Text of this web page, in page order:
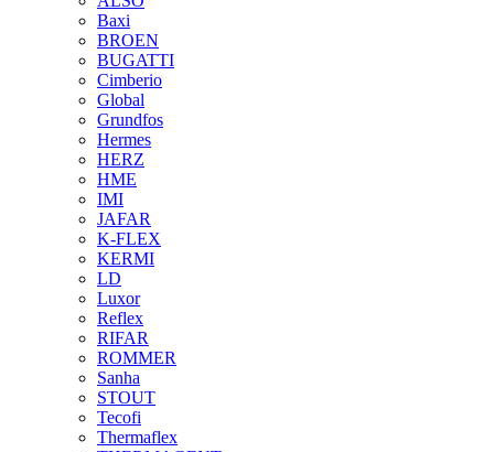
Baxi
BROEN
BUGATTI
Cimberio
Global
Grundfos
Hermes
HERZ
HME
IMI
JAFAR
K-FLEX
KERMI
LD
Luxor
Reflex
RIFAR
ROMMER
Sanha
STOUT
Tecofi
Thermaflex